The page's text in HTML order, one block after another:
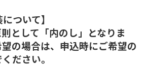
ついて】
として「内のし」となりま
の場合は、申込時にご希望の
ださい。